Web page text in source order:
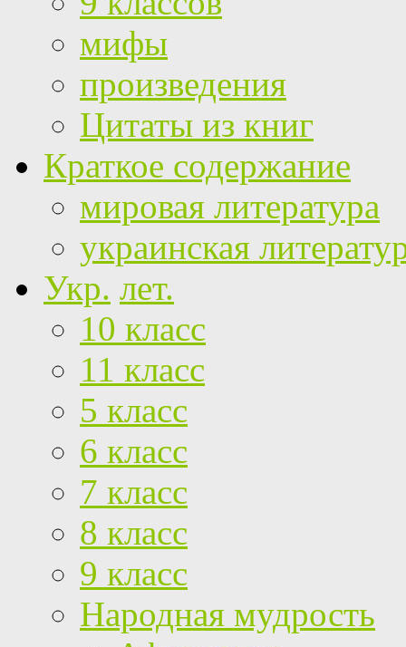
мифы
произведения
Цитаты из книг
Краткое содержание
мировая литература
украинская
Укр. лет.
10 класс
11 класс
5 класс
6 класс
7 класс
8 класс
9 класс
Народная мудрость